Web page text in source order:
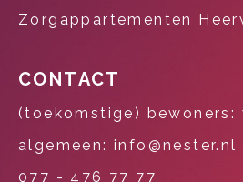
Zorgappartementen
CONTACT
(toekomstige) bewoners:
algemeen: info@nester.nl
077 - 476 77 77